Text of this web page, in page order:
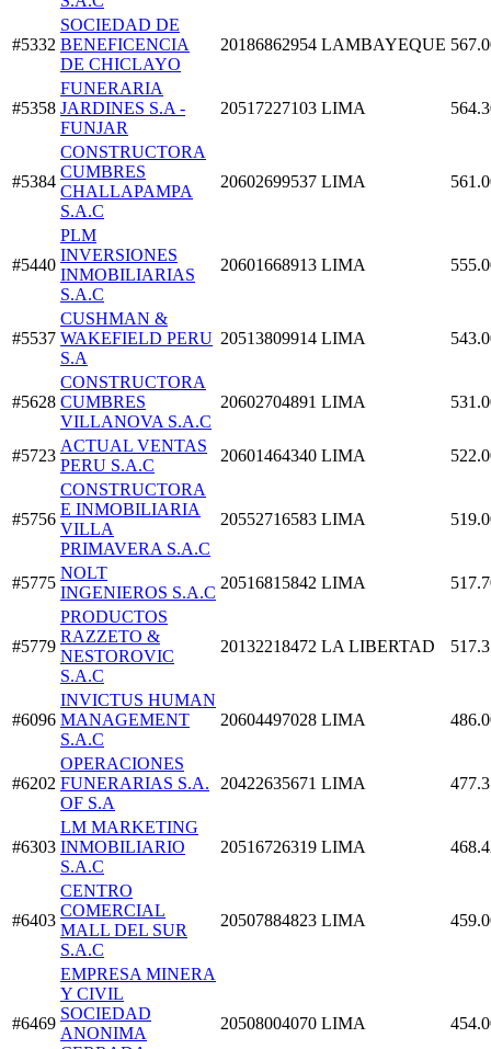
#5332
SOCIEDAD DE
BENEFICENCIA
DE CHICLAYO
20186862954 LAMBAYEQUE
#5358
FUNERARIA
JARDINES S.A -
FUNJAR
20517227103 LIMA
#5384
CONSTRUCTORA
CUMBRES
CHALLAPAMPA
S.A.C
20602699537 LIMA
#5440
PLM
INVERSIONES
INMOBILIARIAS
S.A.C
20601668913 LIMA
#5537
CUSHMAN &
WAKEFIELD PERU
S.A
20513809914 LIMA
#5628
CONSTRUCTORA
CUMBRES
VILLANOVA S.A.C
20602704891 LIMA
#5723
ACTUAL VENTAS
PERU S.A.C
20601464340 LIMA
#5756
CONSTRUCTORA
E INMOBILIARIA
VILLA
PRIMAVERA S.A.C
20552716583 LIMA
#5775
NOLT
INGENIEROS S.A.C
20516815842 LIMA
#5779
PRODUCTOS
RAZZETO &
NESTOROVIC
S.A.C
20132218472 LA LIBERTAD
#6096
INVICTUS HUMAN
MANAGEMENT
S.A.C
20604497028 LIMA
#6202
OPERACIONES
FUNERARIAS S.A.
OF S.A
20422635671 LIMA
#6303
LM MARKETING
INMOBILIARIO
S.A.C
20516726319 LIMA
#6403
CENTRO
COMERCIAL
MALL DEL SUR
S.A.C
20507884823 LIMA
#6469
EMPRESA MINERA
Y CIVIL
SOCIEDAD
ANONIMA
20508004070 LIMA